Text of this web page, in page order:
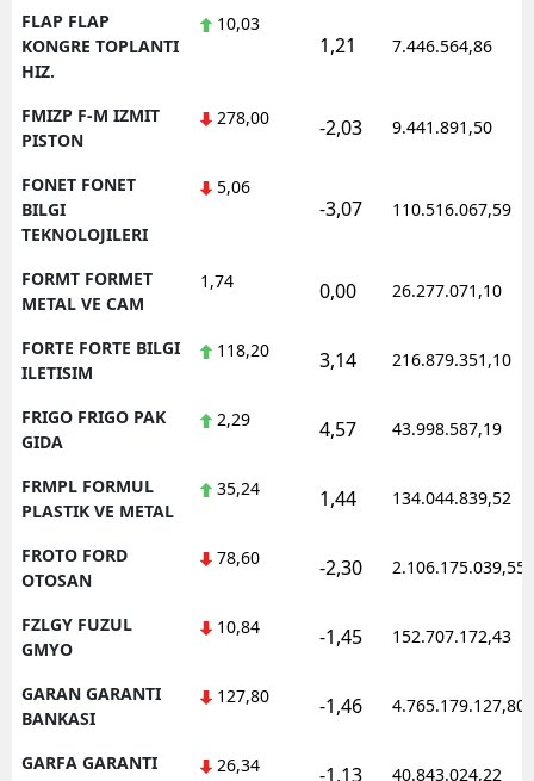
FLAP FLAP
KONGRE TOPLANTI
HIZ.
10,03
1,21 7.446.564,86
FMIZP F-M IZMIT
PISTON
278,00 -2,03 9.441.891,50
FONET FONET
BILGI
TEKNOLOJILERI
5,06
-3,07 110.516.067,59
FORMT FORMET
METAL VE CAM
1,74 0,00 26.277.071,10
FORTE FORTE BILGI
ILETISIM
118,20 3,14 216.879.351,10
FRIGO FRIGO PAK
GIDA
2,29 4,57 43.998.587,19
FRMPL FORMUL
PLASTIK VE METAL
35,24 1,44 134.044.839,52
FROTO FORD
OTOSAN
78,60 -2,30 2.106.175.039,55
FZLGY FUZUL
GMYO
10,84 -1,45 152.707.172,43
GARAN GARANTI
BANKASI
127,80 -1,46 4.765.179.127,80
GARFA GARANTI
26,34 -1,13 40.843.024,22